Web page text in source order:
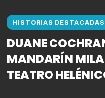
HISTORIAS DESTACADAS
DUANE
MANDARÍN
TEATRO